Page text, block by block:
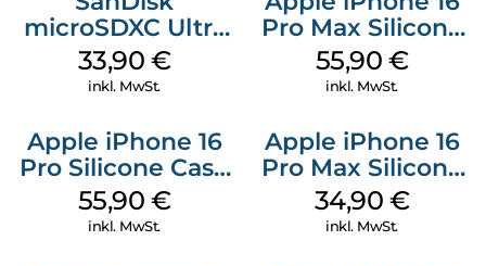
microSDXC Ultra
128 GB + Adapter
Mobile
33,90 €
inkl. MwSt.
Pro Max Silicone
Case MagSafe
Stone Gray
55,90 €
inkl. MwSt.
Apple iPhone 16
Pro Silicone Case
MagSafe Stone
Gray
55,90 €
inkl. MwSt.
Apple iPhone 16
Pro Max Silicone
Case MagSafe
Denim
34,90 €
inkl. MwSt.